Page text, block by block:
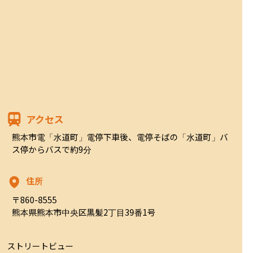
アクセス
熊本市電「水道町」電停下車後、電停そばの「水道町」バ
ス停からバスで約9分
住所
〒860-8555
熊本県熊本市中央区黒髪2丁目39番1号
ストリートビュー